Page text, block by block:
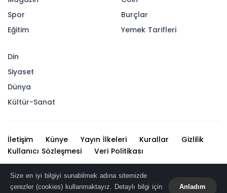
Spor
Eğitim
Burçlar
Yemek Tarifleri
Din
Siyaset
Dünya
Kültür-Sanat
İletişim Künye Yayın İlkeleri Kurallar
Gizlilik
Kullanıcı Sözleşmesi
Veri Politikası
iktibas edilemez. Kanuna aykırı ve izinsiz olarak
kopyalanamaz, başka yerde yayınlanamaz.
Size en iyi bilgiyi sunabilmek adına sitemizde
çerezler (cookies) kullanmaktayız. Detaylı bilgi için
Anladım